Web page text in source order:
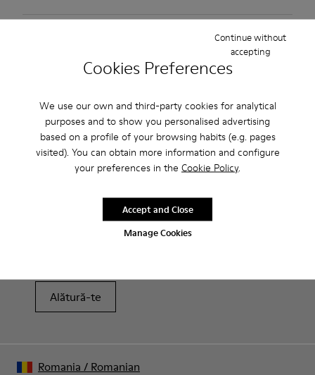
Cookies Preferences
We use our own and third-party cookies for analytical
purposes and to show you personalised advertising
based on a profile of your browsing habits (e.g. pages
visited). You can obtain more information and configure
your preferences in the Cookie Policy.
Manage Cookies
Continue without
accepting
Accept and Close
Livrare standard și în magazin gratuită pentru achiziții de
Perioadă de garanție de 2 ani.
Îngrijirea Produselor
Vânzări: Obține încă 10% reducere
Chiar așa. Ca membru al comunității noastre, te vei bucura de
Alătură-te
Romania / Romanian